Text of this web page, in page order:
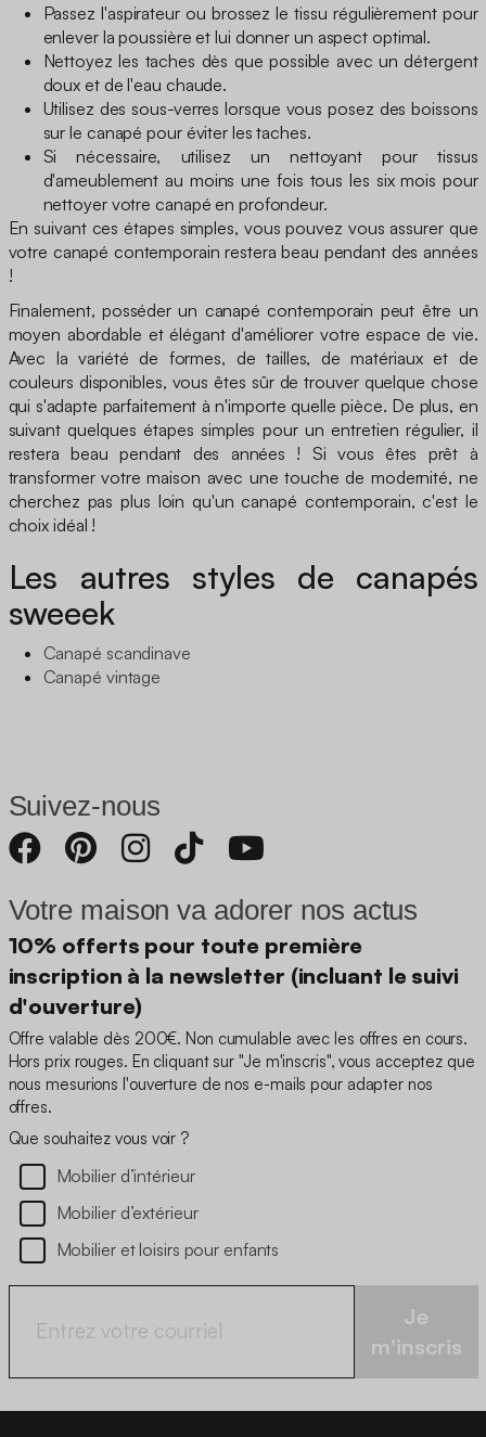
Passez l'aspirateur ou brossez le tissu régulièrement pour
enlever la poussière et lui donner un aspect optimal.
Nettoyez les taches dès que possible avec un détergent
doux et de l'eau chaude.
Utilisez des sous-verres lorsque vous posez des boissons
sur le canapé pour éviter les taches.
Si nécessaire, utilisez un nettoyant pour tissus
d'ameublement au moins une fois tous les six mois pour
nettoyer votre canapé en profondeur.
En suivant ces étapes simples, vous pouvez vous assurer que
votre canapé contemporain restera beau pendant des années
!
Finalement, posséder un canapé contemporain peut être un
moyen abordable et élégant d'améliorer votre espace de vie.
Avec la variété de formes, de tailles, de matériaux et de
couleurs disponibles, vous êtes sûr de trouver quelque chose
qui s'adapte parfaitement à n'importe quelle pièce. De plus, en
suivant quelques étapes simples pour un entretien régulier, il
restera beau pendant des années ! Si vous êtes prêt à
transformer votre maison avec une touche de modernité, ne
cherchez pas plus loin qu'un canapé contemporain, c'est le
choix idéal !
Les autres styles de canapés
sweeek
Canapé scandinave
Canapé vintage
Suivez-nous
Votre maison va adorer nos actus
10% offerts pour toute première
inscription à la newsletter (incluant le suivi
d'ouverture)
Offre valable dès 200€. Non cumulable avec les offres en cours.
Hors prix rouges. En cliquant sur "Je m'inscris", vous acceptez que
nous mesurions l'ouverture de nos e-mails pour adapter nos
offres.
Que souhaitez vous voir ?
Mobilier d’intérieur
Mobilier d’extérieur
Mobilier et loisirs pour enfants
Je
m'inscris